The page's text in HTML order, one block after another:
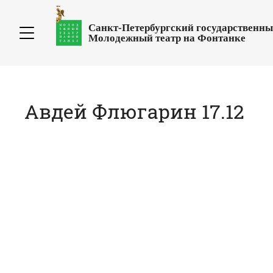
Санкт-Петербургский
Молодежный театр на Фонтанке
Авдей Флюгарин 17.12